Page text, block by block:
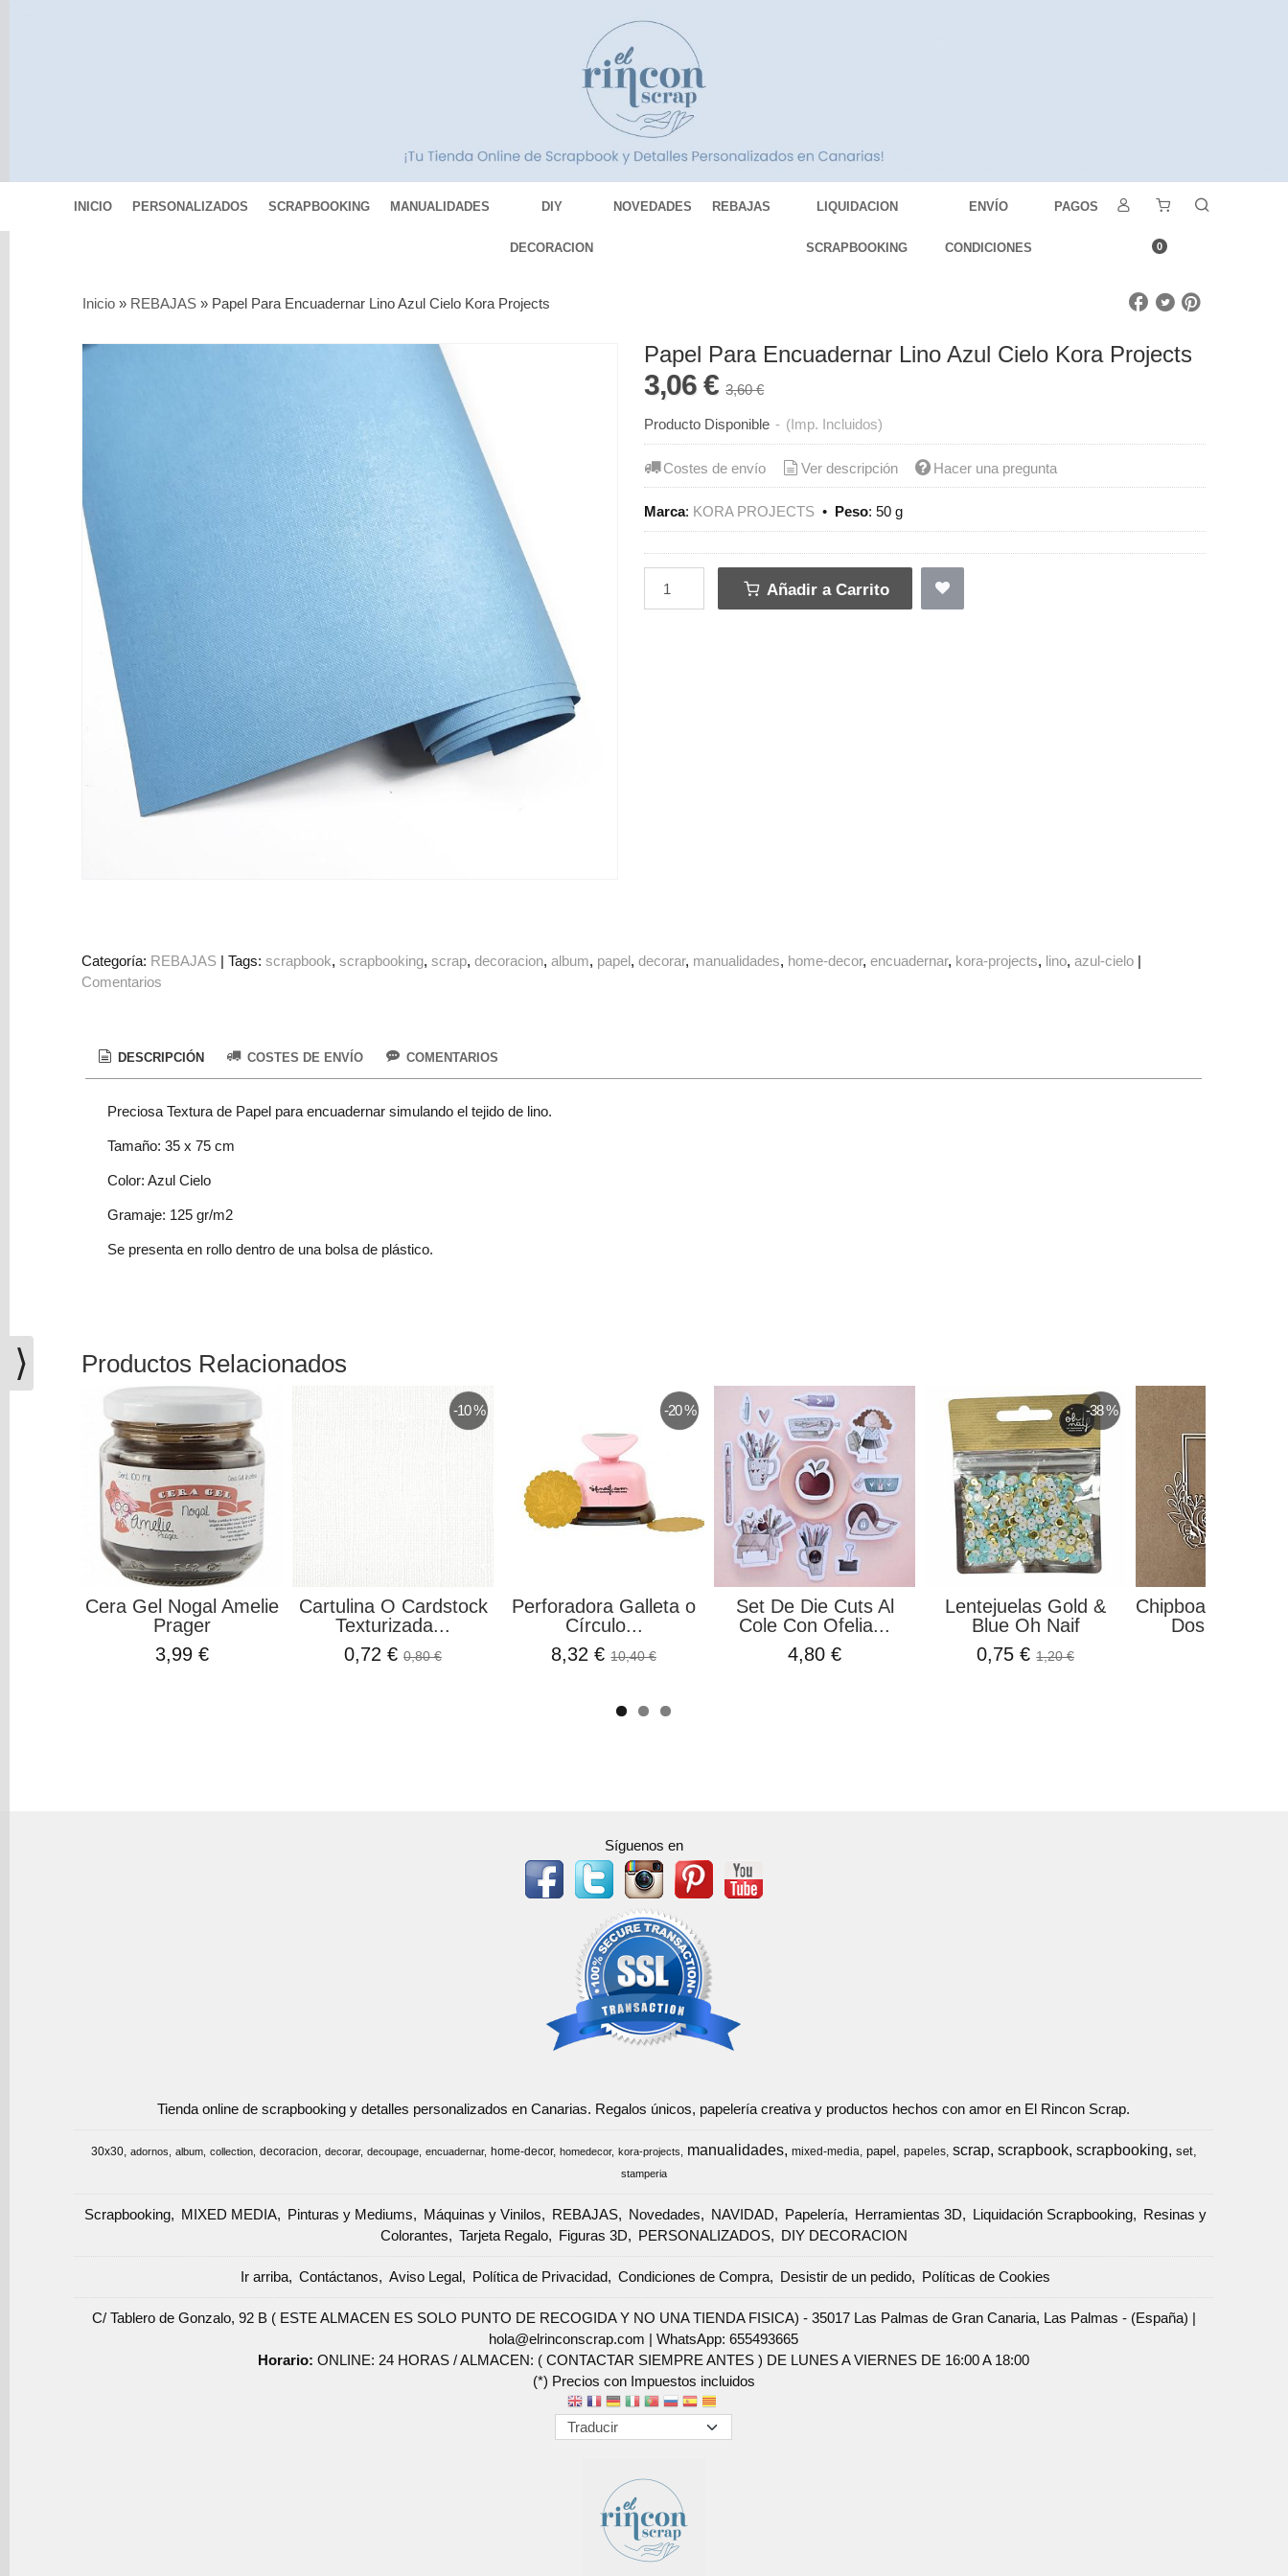
INICIO PERSONALIZADOS SCRAPBOOKING MANUALIDADES DIY
DECORACION
NOVEDADES REBAJAS LIQUIDACION
SCRAPBOOKING
ENVÍO
CONDICIONES
PAGOS
0
MIXED
Vinilos
REBAJAS
Novedades
NAVIDAD
Papelería
Herramientas
Liquidación
Scrapbooking
Figuras
3D
Marcas
vacío
Redes
Sociales
Instagram
Inicio » REBAJAS » Papel Para Encuadernar Lino Azul Cielo Kora Projects
Papel Para Encuadernar Lino Azul Cielo Kora Projects
3,06 €3,60 €
Producto Disponible - (Imp. Incluidos)
Costes de envío Ver descripción Hacer una pregunta
Marca: KORA PROJECTS • Peso:50 g
Añadir a Carrito
Categoría: REBAJAS |Tags:scrapbook scrapbooking scrap decoracion album papel decorar manualidades home-decor encuadernar kora-projects lino azul-cielo |
Comentarios
DESCRIPCIÓN COSTES DE ENVÍO COMENTARIOS
Preciosa Textura de Papel para encuadernar simulando el tejido de lino.
Tamaño: 35 x 75 cm
Color: Azul Cielo
Gramaje: 125 gr/m2
Se presenta en rollo dentro de una bolsa de plástico.
Productos Relacionados
Cera Gel Nogal Amelie
Prager
3,99 €
-10 %
Cartulina O Cardstock
Texturizada...
0,72 €0,80 €
-20 %
Perforadora Galleta o
Círculo...
8,32 €10,40 €
Set De Die Cuts Al
Cole Con Ofelia...
4,80 €
-38 %
Lentejuelas Gold &
Blue Oh Naif
0,75 €1,20 €
Chipboard Marco
Dos Flores
Síguenos en
Tienda online de scrapbooking y detalles personalizados en Canarias. Regalos únicos, papelería creativa y productos hechos con amor en El Rincon Scrap.
30x30 adornos album collection decoracion decorar decoupage encuadernar home-decor homedecor kora-projects manualidades mixed-media papel papeles scrap scrapbook scrapbooking set
stamperia
Scrapbooking MIXED MEDIA Pinturas y Mediums Máquinas y Vinilos REBAJAS Novedades NAVIDAD Papelería Herramientas 3D Liquidación Scrapbooking
Resinas y
Colorantes
Tarjeta Regalo Figuras 3D PERSONALIZADOS DIY DECORACION
Ir arriba Contáctanos Aviso Legal Política de Privacidad Condiciones de Compra Desistir de un pedido Políticas de Cookies
C/ Tablero de Gonzalo, 92 B ( ESTE ALMACEN ES SOLO PUNTO DE RECOGIDA Y NO UNA TIENDA FISICA) - 35017 Las Palmas de Gran Canaria, Las Palmas - (España) |
hola@elrinconscrap.com |WhatsApp: 655493665
Horario:ONLINE: 24 HORAS / ALMACEN: ( CONTACTAR SIEMPRE ANTES ) DE LUNES A VIERNES DE 16:00 A 18:00
(*) Precios con Impuestos incluidos
⟩